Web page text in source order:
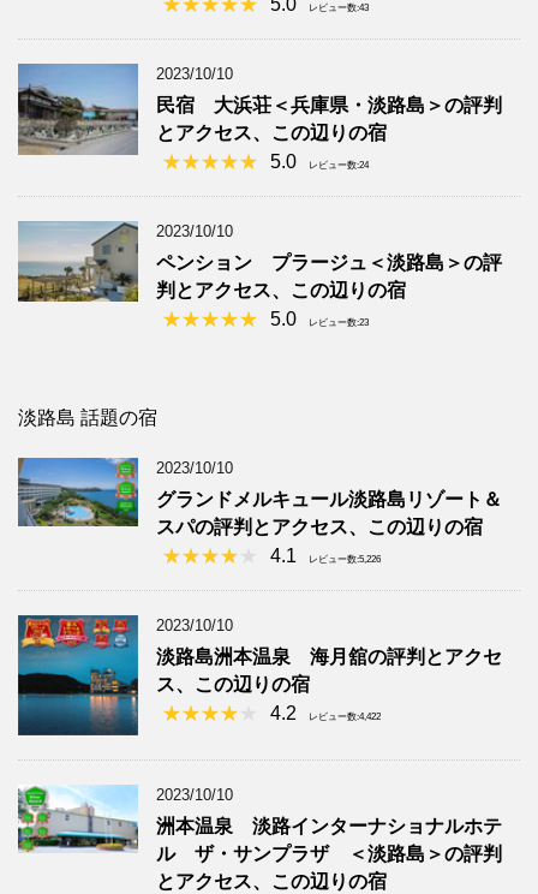
5.0 レビュー数:43
2023/10/10
民宿 大浜荘＜兵庫県・淡路島＞の評判
とアクセス、この辺りの宿
5.0
レビュー数:24
2023/10/10
ペンション プラージュ＜淡路島＞の評
判とアクセス、この辺りの宿
5.0
レビュー数:23
淡路島 話題の宿
2023/10/10
グランドメルキュール淡路島リゾート＆
スパの評判とアクセス、この辺りの宿
4.1
レビュー数:5,226
2023/10/10
淡路島洲本温泉 海月舘の評判とアクセ
ス、この辺りの宿
4.2
レビュー数:4,422
2023/10/10
洲本温泉 淡路インターナショナルホテ
ル ザ・サンプラザ ＜淡路島＞の評判
とアクセス、この辺りの宿